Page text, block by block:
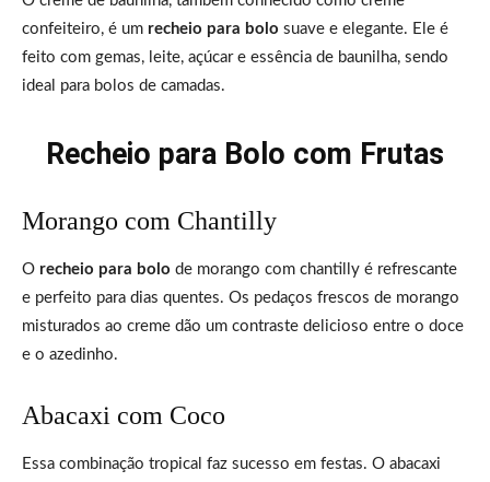
confeiteiro, é um recheio para bolo suave e elegante. Ele é
feito com gemas, leite, açúcar e essência de baunilha, sendo
ideal para bolos de camadas.
Recheio para Bolo com Frutas
Morango com Chantilly
O recheio para bolo de morango com chantilly é refrescante
e perfeito para dias quentes. Os pedaços frescos de morango
misturados ao creme dão um contraste delicioso entre o doce
e o azedinho.
Abacaxi com Coco
Essa combinação tropical faz sucesso em festas. O abacaxi